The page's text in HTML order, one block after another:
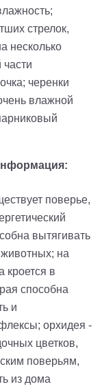
стрелок,
несколько
черенки
влажной
поверье,
вытягивать
на
кроется в
способна
и
орхидея -
цветков,
поверьям,
из дома